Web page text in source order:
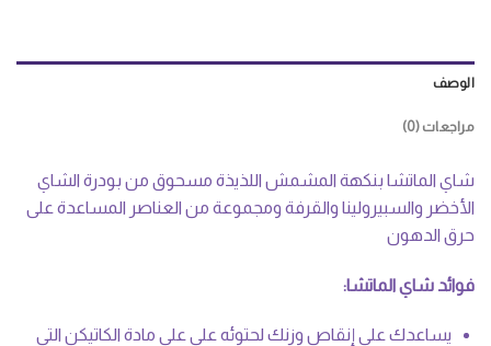
الوصف
مراجعات (0)
شاي الماتشا بنكهة المشمش اللذيذة مسحوق من بودرة الشاي
الأخضر والسبيرولينا والقرفة ومجموعة من العناصر المساعدة على
حرق الدهون
فوائد شاي الماتشا:
يساعدك على إنقاص وزنك لحتوئه على على مادة الكاتيكن التي